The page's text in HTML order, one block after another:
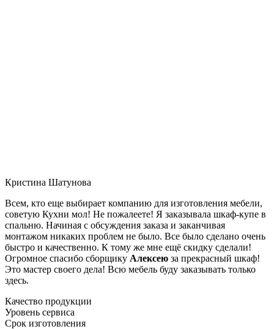
Кристина Шатунова
Всем, кто еще выбирает компанию для изготовления мебели,
советую Кухни мол! Не пожалеете! Я заказывала шкаф-купе в
спальню. Начиная с обсуждения заказа и заканчивая
монтажом никаких проблем не было. Все было сделано очень
быстро и качественно. К тому же мне ещё скидку сделали!
Огромное спасибо сборщику Алексею за прекрасный шкаф!
Это мастер своего дела! Всю мебель буду заказывать только
здесь.
Качество продукции
Уровень сервиса
Срок изготовления